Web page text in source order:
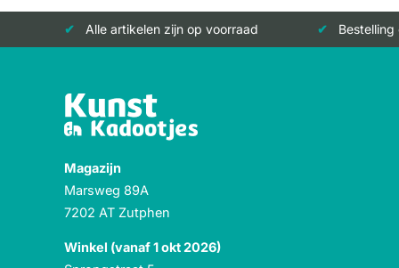
Alle artikelen zijn op voorraad
Magazijn
Marsweg 89A
7202 AT Zutphen
Winkel (vanaf 1 okt 2026)